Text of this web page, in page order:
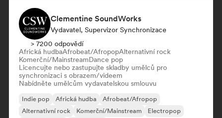
Clementine SoundWorks
Vydavatel, Supervizor Synchronizace
> 7200 odpovědí
Africká hudbaAfrobeat/AfropopAlternativní rock
Komerční/MainstreamDance pop
Licencujte nebo zastupujte skladby umělců pro
synchronizaci s obrazem/videem
Nabídněte umělcům vydavatelskou smlouvu
Indie pop Africká hudba
Afrobeat/Afropop
Alternativní rock
Komerční/Mainstream
Electropop